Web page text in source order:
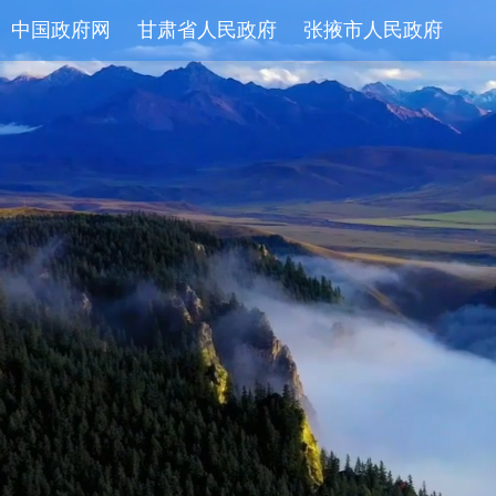
中国政府网 甘肃省人民政府 张掖市人民政府